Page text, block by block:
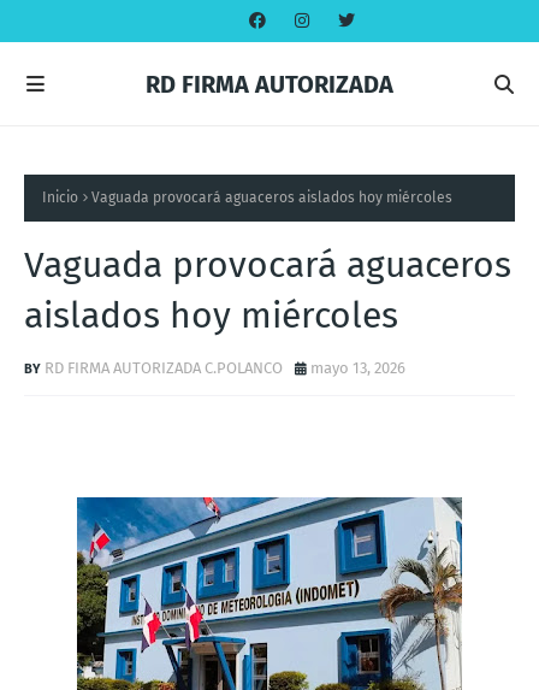
RD FIRMA AUTORIZADA
Inicio Vaguada provocará aguaceros aislados hoy miércoles
Vaguada provocará aguaceros
aislados hoy miércoles
RD FIRMA AUTORIZADA C.POLANCO mayo 13, 2026